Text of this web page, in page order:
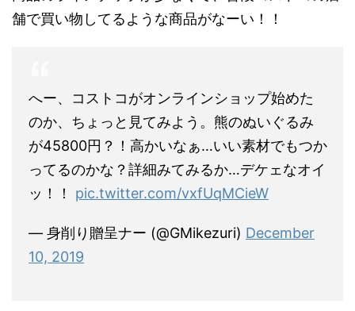
舗で買い物してるような商品がなーい！！
へー、コストコがオンラインショップ始めた
のか、ちょっと見てみよう。熊のぬいぐるみ
が45800円？！高かいなぁ…いい素材でもつか
ってるのかな？詳細みてみるか…デケェなオイ
ッ！！ pic.twitter.com/vxfUqMCieW
— 身削り贈呈ナー (@GMikezuri) December
10, 2019